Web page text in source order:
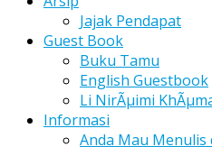
Jajak Pendapat
Guest Book
Buku Tamu
English Guestbook
Li NirÃµimi
Informasi
Anda Mau Menulis